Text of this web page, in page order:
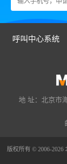
呼叫中心系统
地 址：北京市
版权所有 © 2006-